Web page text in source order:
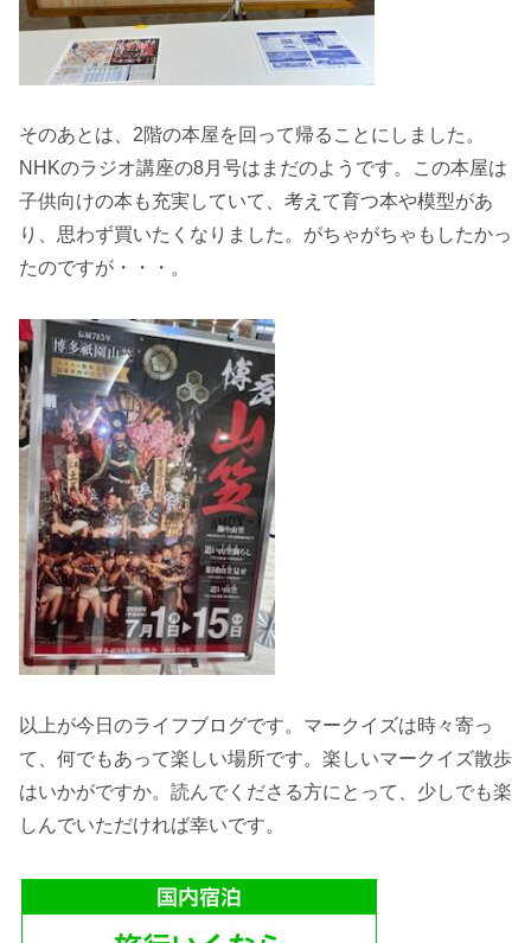
そのあとは、2階の本屋を回って帰ることにしました。
NHKのラジオ講座の8月号はまだのようです。この本屋は
子供向けの本も充実していて、考えて育つ本や模型があ
り、思わず買いたくなりました。がちゃがちゃもしたかっ
たのですが・・・。
以上が今日のライフブログです。マークイズは時々寄っ
て、何でもあって楽しい場所です。楽しいマークイズ散歩
はいかがですか。読んでくださる方にとって、少しでも楽
しんでいただければ幸いです。